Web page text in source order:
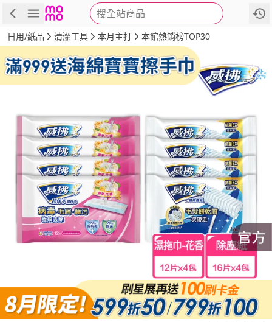
搜全站商品
商品 評價 詳情
日用/紙品 清潔工具 本月主打 本館熱銷榜TOP30